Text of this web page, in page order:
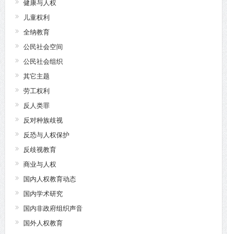
健康与人权
儿童权利
全纳教育
公民社会空间
公民社会组织
其它主题
劳工权利
反人类罪
反对种族歧视
反恐与人权保护
反歧视教育
商业与人权
国内人权教育动态
国内学术研究
国内非政府组织声音
国外人权教育